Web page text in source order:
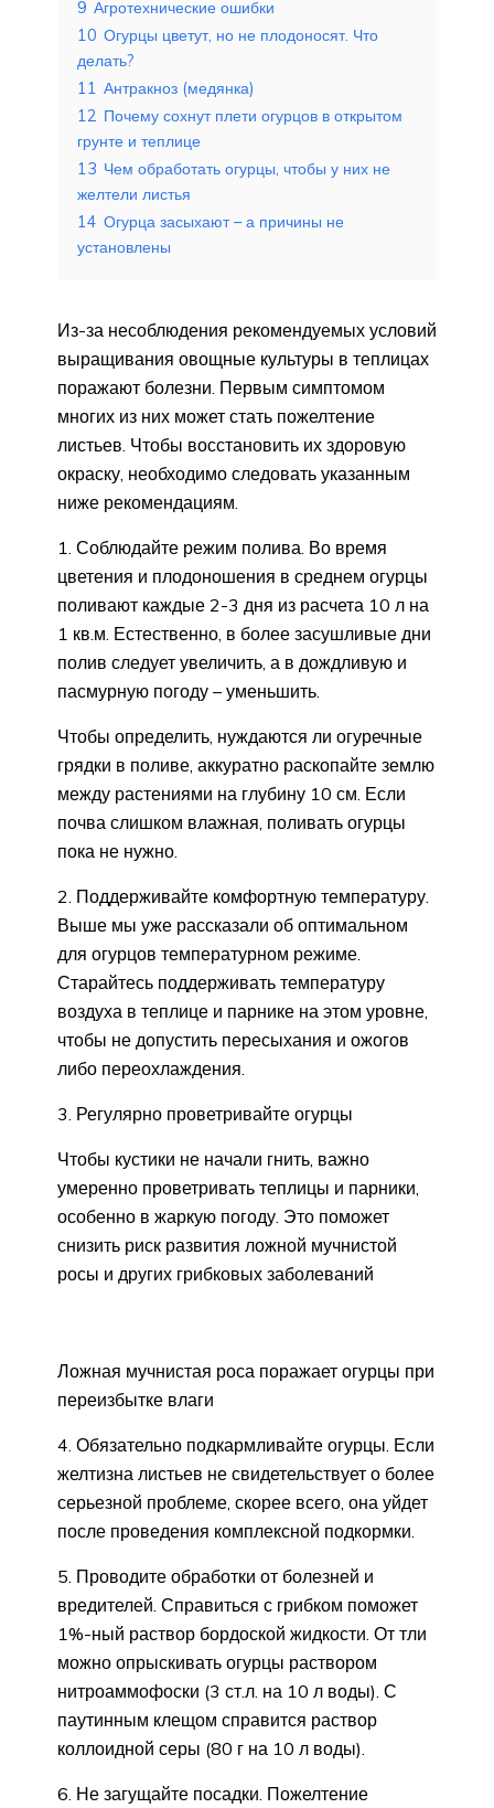
9 Агротехнические ошибки
10 Огурцы цветут, но не плодоносят. Что
делать?
11 Антракноз (медянка)
12 Почему сохнут плети огурцов в открытом
грунте и теплице
13 Чем обработать огурцы, чтобы у них не
желтели листья
14 Огурца засыхают – а причины не
установлены
Из-за несоблюдения рекомендуемых условий
выращивания овощные культуры в теплицах
поражают болезни. Первым симптомом
многих из них может стать пожелтение
листьев. Чтобы восстановить их здоровую
окраску, необходимо следовать указанным
ниже рекомендациям.
1. Соблюдайте режим полива. Во время
цветения и плодоношения в среднем огурцы
поливают каждые 2-3 дня из расчета 10 л на
1 кв.м. Естественно, в более засушливые дни
полив следует увеличить, а в дождливую и
пасмурную погоду – уменьшить.
Чтобы определить, нуждаются ли огуречные
грядки в поливе, аккуратно раскопайте землю
между растениями на глубину 10 см. Если
почва слишком влажная, поливать огурцы
пока не нужно.
2. Поддерживайте комфортную температуру.
Выше мы уже рассказали об оптимальном
для огурцов температурном режиме.
Старайтесь поддерживать температуру
воздуха в теплице и парнике на этом уровне,
чтобы не допустить пересыхания и ожогов
либо переохлаждения.
3. Регулярно проветривайте огурцы
Чтобы кустики не начали гнить, важно
умеренно проветривать теплицы и парники,
особенно в жаркую погоду. Это поможет
снизить риск развития ложной мучнистой
росы и других грибковых заболеваний
Ложная мучнистая роса поражает огурцы при
переизбытке влаги
4. Обязательно подкармливайте огурцы. Если
желтизна листьев не свидетельствует о более
серьезной проблеме, скорее всего, она уйдет
после проведения комплексной подкормки.
5. Проводите обработки от болезней и
вредителей. Справиться с грибком поможет
1%-ный раствор бордоской жидкости. От тли
можно опрыскивать огурцы раствором
нитроаммофоски (3 ст.л. на 10 л воды). С
паутинным клещом справится раствор
коллоидной серы (80 г на 10 л воды).
6. Не загущайте посадки. Пожелтение